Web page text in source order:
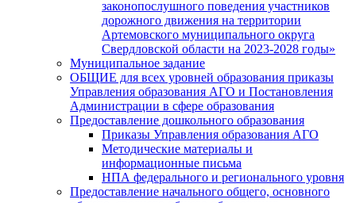
законопослушного поведения участников
дорожного движения на территории
Артемовского муниципального округа
Свердловской области на 2023-2028 годы»
Муниципальное задание
ОБЩИЕ для всех уровней образования приказы
Управления образования АГО и Постановления
Администрации в сфере образования
Предоставление дошкольного образования
Приказы Управления образования АГО
Методические материалы и
информационные письма
НПА федерального и регионального уровня
Предоставление начального общего, основного